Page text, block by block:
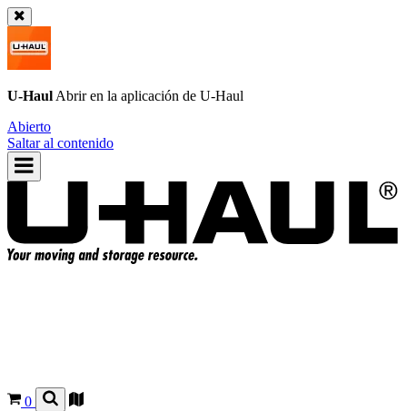
U-Haul Abrir en la aplicación de U-Haul
Abierto
Saltar al contenido
0